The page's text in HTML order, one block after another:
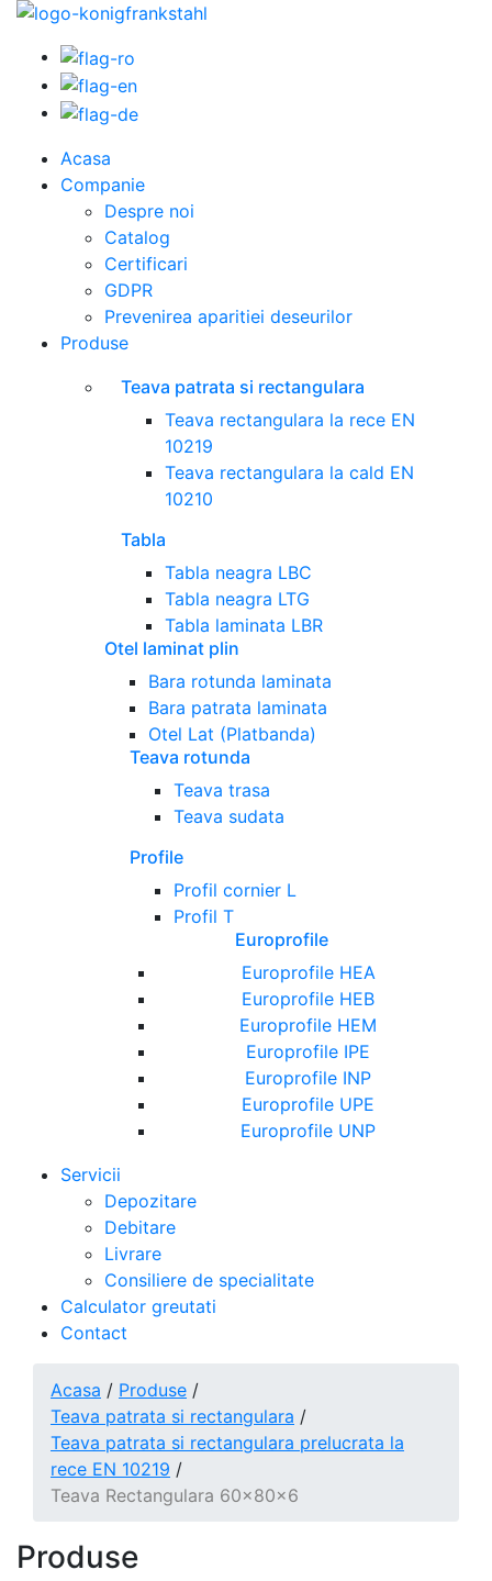
Acasa
Companie
Despre noi
Catalog
Certificari
GDPR
Prevenirea aparitiei deseurilor
Produse
Teava patrata si rectangulara
Teava rectangulara la rece EN
10219
Teava rectangulara la cald EN
10210
Tabla
Tabla neagra LBC
Tabla neagra LTG
Tabla laminata LBR
Otel laminat plin
Bara rotunda laminata
Bara patrata laminata
Otel Lat (Platbanda)
Teava rotunda
Teava trasa
Teava sudata
Profile
Profil cornier L
Profil T
Europrofile
Europrofile HEA
Europrofile HEB
Europrofile HEM
Europrofile IPE
Europrofile INP
Europrofile UPE
Europrofile UNP
Servicii
Depozitare
Debitare
Livrare
Consiliere de specialitate
Calculator greutati
Contact
Acasa / Produse /
Teava patrata si rectangulara /
Teava patrata si rectangulara prelucrata la
rece EN 10219 /
Teava Rectangulara 60x80x6
Produse